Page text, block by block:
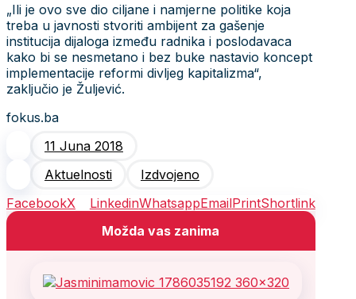
„Ili je ovo sve dio ciljane i namjerne politike koja
treba u javnosti stvoriti ambijent za gašenje
institucija dijaloga između radnika i poslodavaca
kako bi se nesmetano i bez buke nastavio koncept
implementacije reformi divljeg kapitalizma“,
zaključio je Žuljević.
fokus.ba
11 Juna 2018
Aktuelnosti
Izdvojeno
FacebookX LinkedinWhatsappEmailPrintShortlink
Možda vas zanima